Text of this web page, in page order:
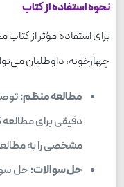
نحوه استفاده از کتاب
برای استفاده مؤثر از
چهارخونه، داوطلبان
مطالعه منظم:
دقیقی برای مطالعه
مشخصی را به
حل سوالات:حل